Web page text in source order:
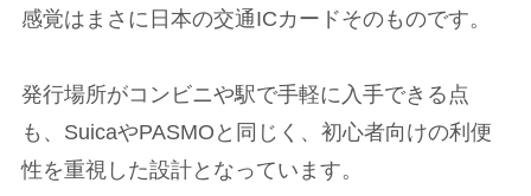
感覚はまさに日本の交通ICカードそのものです。
発行場所がコンビニや駅で手軽に入手できる点
も、SuicaやPASMOと同じく、初心者向けの利便
性を重視した設計となっています。